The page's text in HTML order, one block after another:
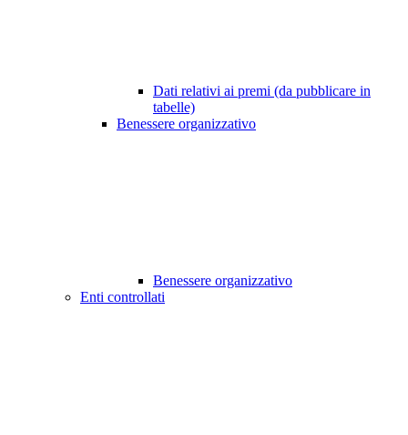
Dati relativi ai premi (da pubblicare in
tabelle)
Benessere organizzativo
Benessere organizzativo
Enti controllati